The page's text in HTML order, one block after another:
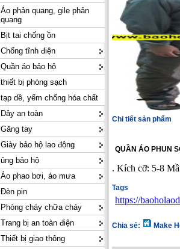
Áo phản quang, gile phản
quang
Bịt tai chống ồn
Chống tĩnh điện
Quần áo bảo hộ
thiết bị phòng sạch
tạp dề, yếm chống hóa chất
Dây an toàn
Găng tay
Giày bảo hộ lao động
ủng bảo hộ
Áo phao bơi, áo mưa
Đèn pin
Phòng cháy chữa cháy
Trang bị an toàn điện
Thiết bị giao thông
Chi tiết sản phẩm
QUẦN ÁO PHUN
. Kích cỡ: 5-8
Tags
https://
Chia sẻ: Make